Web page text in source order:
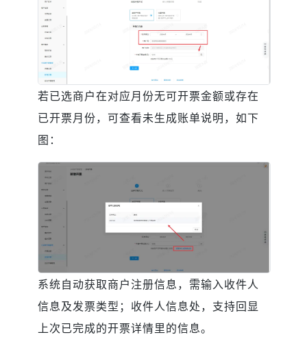
若已选商户在对应月份无可开票金额或存在
已开票月份，可查看未生成账单说明，如下
图：
系统自动获取商户注册信息，需输入收件人
信息及发票类型；收件人信息处，支持回显
上次已完成的开票详情里的信息。